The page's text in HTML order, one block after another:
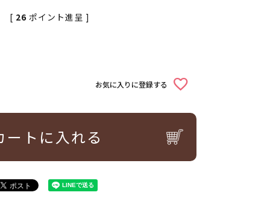
[ 26 ポイント進呈 ]
お気に入りに登録する
ートに入れる